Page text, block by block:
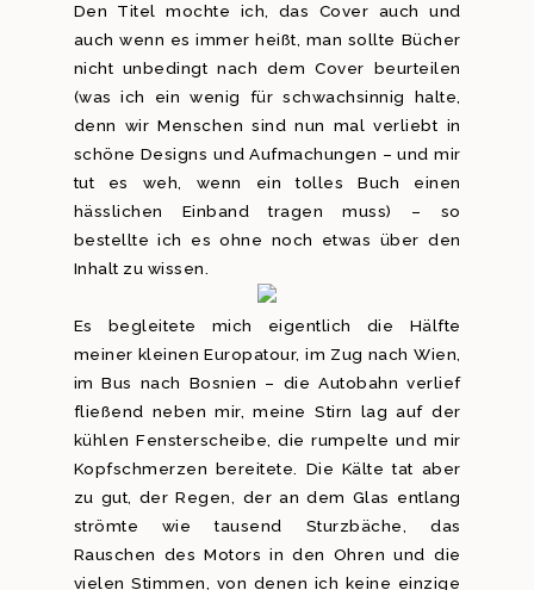
Den Titel mochte ich, das Cover auch und
auch wenn es immer heißt, man sollte Bücher
nicht unbedingt nach dem Cover beurteilen
(was ich ein wenig für schwachsinnig halte,
denn wir Menschen sind nun mal verliebt in
schöne Designs und Aufmachungen – und mir
tut es weh, wenn ein tolles Buch einen
hässlichen Einband tragen muss) – so
bestellte ich es ohne noch etwas über den
Inhalt zu wissen.
Es begleitete mich eigentlich die Hälfte
meiner kleinen Europatour, im Zug nach Wien,
im Bus nach Bosnien – die Autobahn verlief
fließend neben mir, meine Stirn lag auf der
kühlen Fensterscheibe, die rumpelte und mir
Kopfschmerzen bereitete. Die Kälte tat aber
zu gut, der Regen, der an dem Glas entlang
strömte wie tausend Sturzbäche, das
Rauschen des Motors in den Ohren und die
vielen Stimmen, von denen ich keine einzige